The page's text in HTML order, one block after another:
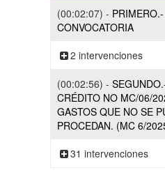
secondsVolume
90%
(00:02:07) -
CONVOCATORIA
2 intervenciones
(00:02:56) -
CRÉDITO NO MC/06/
GASTOS QUE NO SE
PROCEDAN. (MC 6/
31 intervenciones